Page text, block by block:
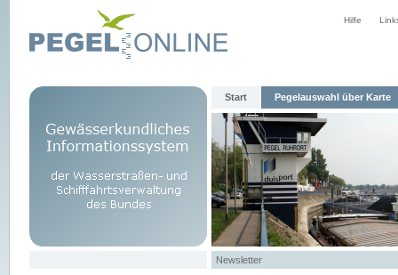
Hilfe
Start Pegelauswahl über Karte
Newsletter